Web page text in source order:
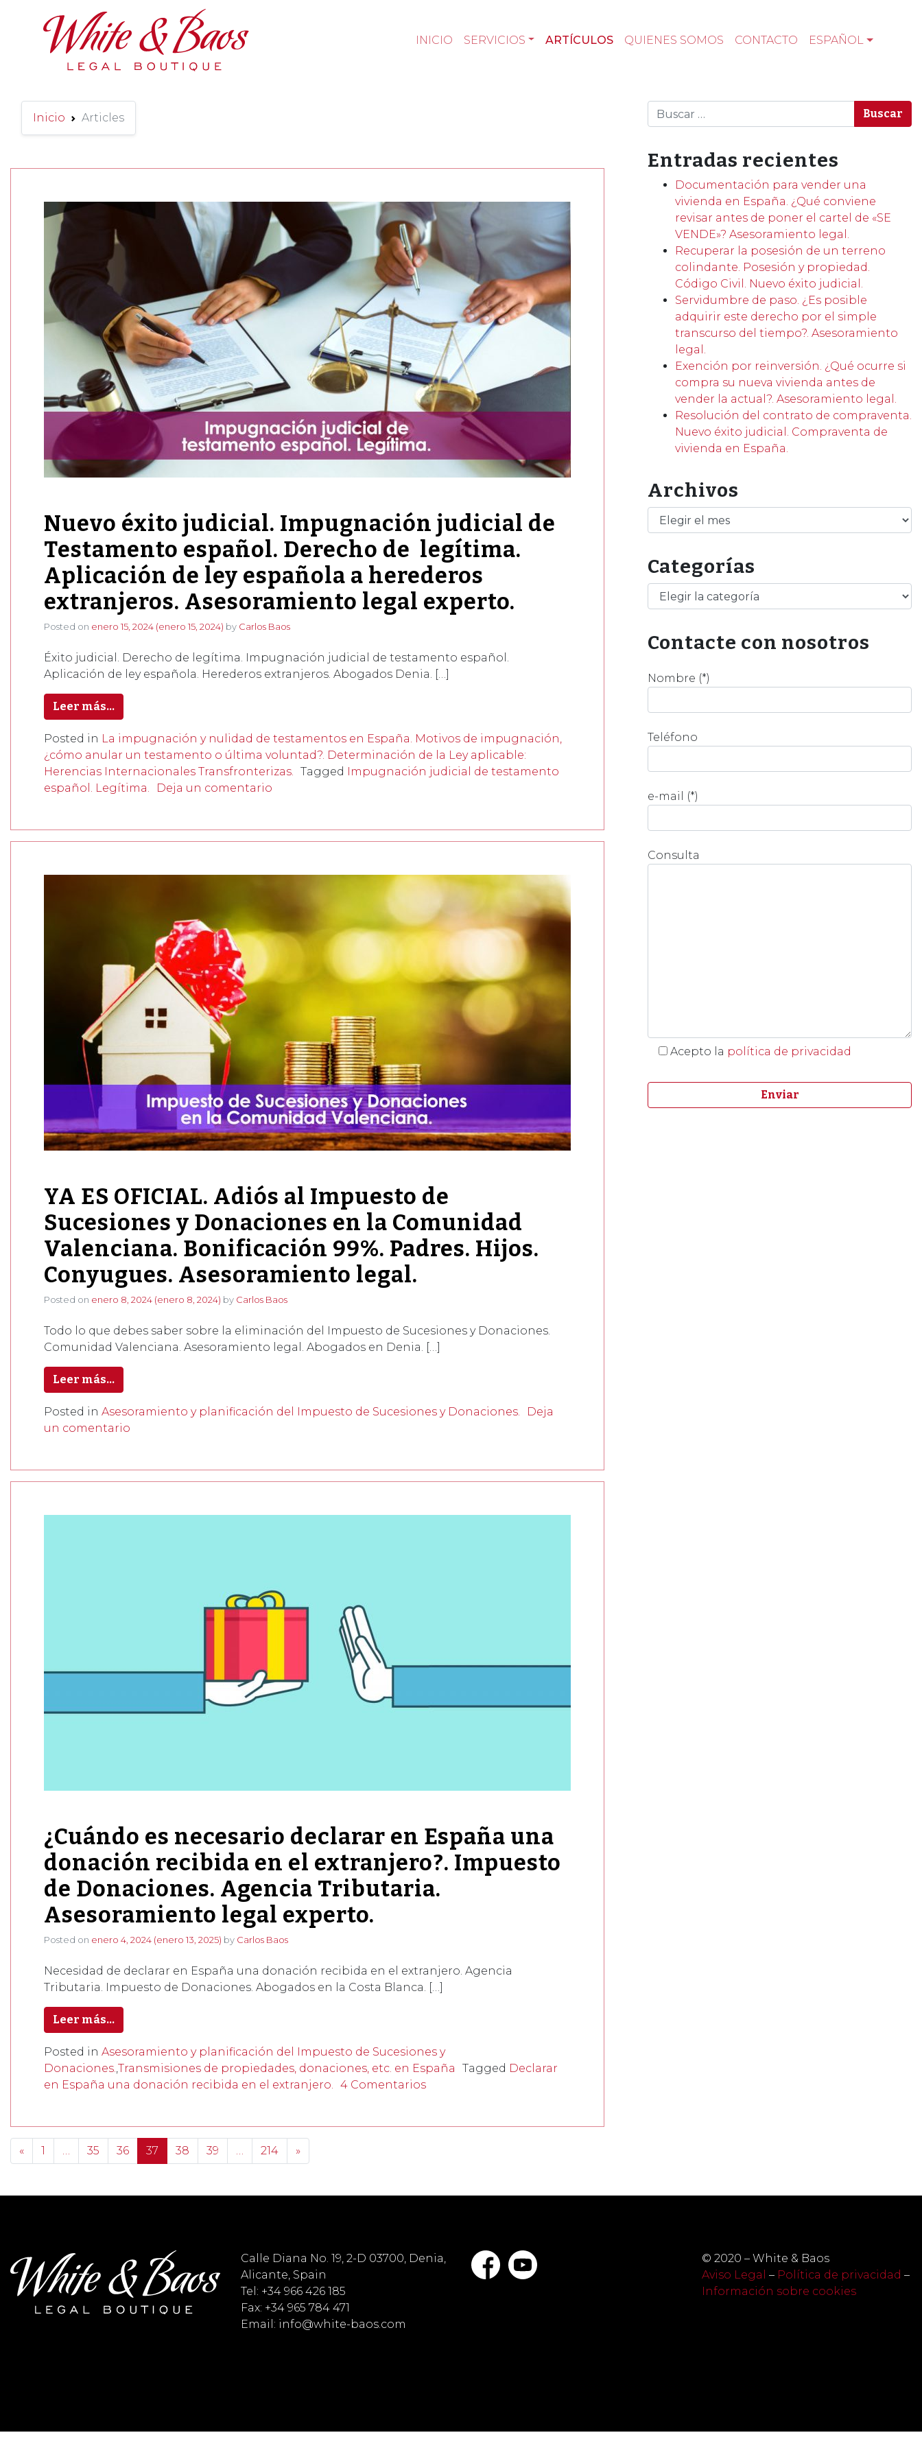
Main Navigation INICIO SERVICIOS ARTÍCULOS QUIENES SOMOS CONTACTO ESPAÑOL
Inicio Articles
Nuevo éxito judicial. Impugnación judicial de
Testamento español. Derecho de legítima.
Aplicación de ley española a herederos
extranjeros. Asesoramiento legal experto.
Posted on enero 15, 2024 (enero 15, 2024) by Carlos Baos
Éxito judicial. Derecho de legítima. Impugnación judicial de testamento español.
Aplicación de ley española. Herederos extranjeros. Abogados Denia. […]
Leer más…
Posted in La impugnación y nulidad de testamentos en España. Motivos de impugnación,
¿cómo anular un testamento o última voluntad?. Determinación de la Ley aplicable:
Herencias Internacionales Transfronterizas. Tagged Impugnación judicial de testamento
español. Legítima.
Deja un comentario
YA ES OFICIAL. Adiós al Impuesto de
Sucesiones y Donaciones en la Comunidad
Valenciana. Bonificación 99%. Padres. Hijos.
Conyugues. Asesoramiento legal.
Posted on enero 8, 2024 (enero 8, 2024) by Carlos Baos
Todo lo que debes saber sobre la eliminación del Impuesto de Sucesiones y Donaciones.
Comunidad Valenciana. Asesoramiento legal. Abogados en Denia. […]
Leer más…
Posted in Asesoramiento y planificación del Impuesto de Sucesiones y Donaciones.
Deja
un comentario
¿Cuándo es necesario declarar en España una
donación recibida en el extranjero?. Impuesto
de Donaciones. Agencia Tributaria.
Asesoramiento legal experto.
Posted on enero 4, 2024 (enero 13, 2025) by Carlos Baos
Necesidad de declarar en España una donación recibida en el extranjero. Agencia
Tributaria. Impuesto de Donaciones. Abogados en la Costa Blanca. […]
Leer más…
Posted in Asesoramiento y planificación del Impuesto de Sucesiones y
Donaciones.,Transmisiones de propiedades, donaciones, etc. en España Tagged Declarar
en España una donación recibida en el extranjero. 4 Comentarios
Posts navigation
« 1 … 35 36 37 38 39 … 214 »
Buscar
Entradas recientes
Documentación para vender una
vivienda en España. ¿Qué conviene
revisar antes de poner el cartel de «SE
VENDE»? Asesoramiento legal.
Recuperar la posesión de un terreno
colindante. Posesión y propiedad.
Código Civil. Nuevo éxito judicial.
Servidumbre de paso. ¿Es posible
adquirir este derecho por el simple
transcurso del tiempo?. Asesoramiento
legal.
Exención por reinversión. ¿Qué ocurre si
compra su nueva vivienda antes de
vender la actual?. Asesoramiento legal.
Resolución del contrato de compraventa.
Nuevo éxito judicial. Compraventa de
vivienda en España.
Archivos
Archivos
Categorías
Categorías
Contacte con nosotros
Nombre (*)
Teléfono
e-mail (*)
Consulta
Acepto la política de privacidad
Calle Diana No. 19, 2-D 03700, Denia,
Alicante, Spain
Tel: +34 966 426 185
Fax: +34 965 784 471
Email: info@white-baos.com
© 2020 – White & Baos
Aviso Legal – Política de privacidad –
Información sobre cookies